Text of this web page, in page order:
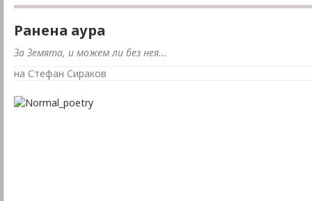
Ранена аура
За Земята, и можем ли без нея...
на Стефан Сираков